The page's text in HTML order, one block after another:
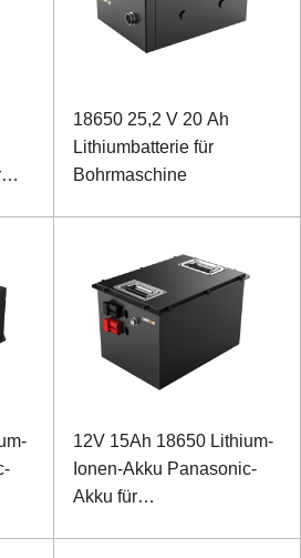
18650 25,2 V 20 Ah
Lithiumbatterie für
Bohrmaschine
12V 15Ah 18650 Lithium-
Ionen-Akku Panasonic-
Akku für